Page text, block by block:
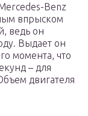
Benz
впрыском
ведь он
Выдает он
момента, что
– для
двигателя